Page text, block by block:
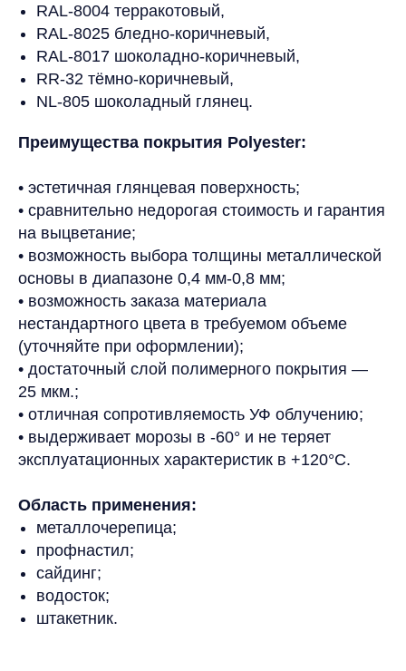
RAL-8004 терракотовый,
RAL-8025 бледно-коричневый,
RAL-8017 шоколадно-коричневый,
RR-32 тёмно-коричневый,
NL-805 шоколадный глянец.
Преимущества покрытия Polyester:
• эстетичная глянцевая поверхность;
• сравнительно недорогая стоимость и гарантия
на выцветание;
• возможность выбора толщины металлической
основы в диапазоне 0,4 мм-0,8 мм;
• возможность заказа материала
нестандартного цвета в требуемом объеме
(уточняйте при оформлении);
• достаточный слой полимерного покрытия —
25 мкм.;
• отличная сопротивляемость УФ облучению;
• выдерживает морозы в -60° и не теряет
эксплуатационных характеристик в +120°С.
Область применения:
металлочерепица;
профнастил;
сайдинг;
водосток;
штакетник.